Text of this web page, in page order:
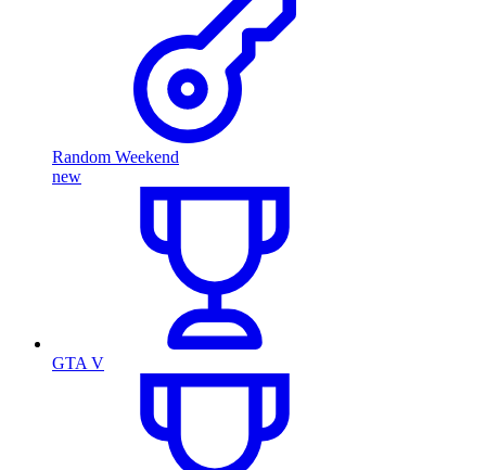
Random Weekend
new
GTA V